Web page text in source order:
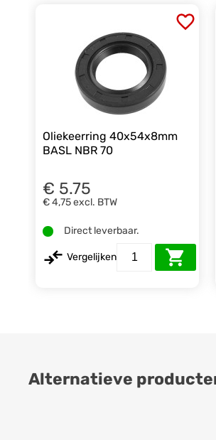
Oliekeerring 40x54x8mm
BASL NBR 70
€ 5.75
€ 4,75excl. BTW
Direct leverbaar.
Vergelijken
Alternatieve